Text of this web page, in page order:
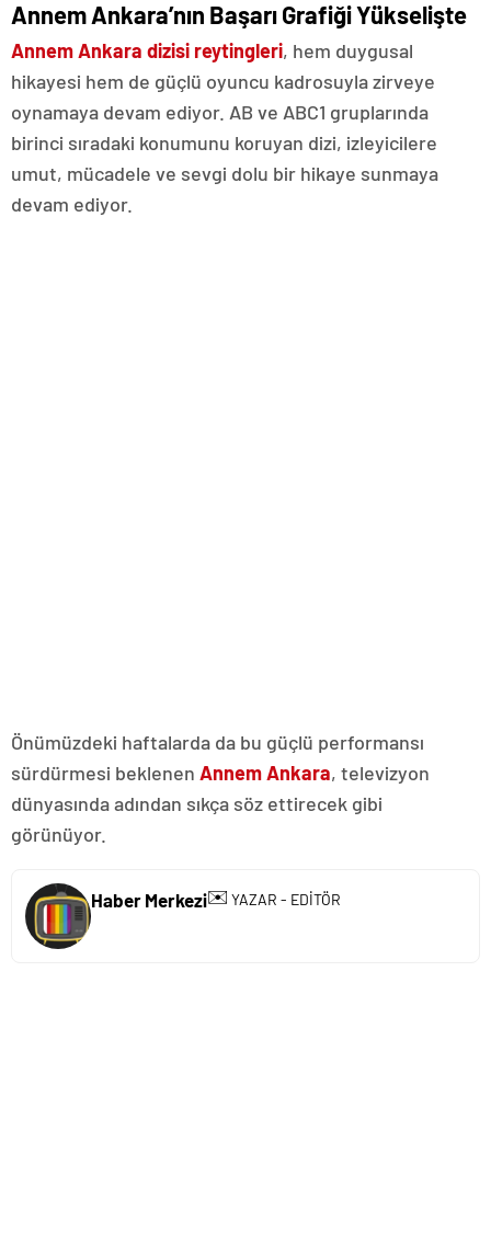
Annem Ankara’nın Başarı Grafiği Yükselişte
Annem Ankara dizisi reytingleri, hem duygusal
hikayesi hem de güçlü oyuncu kadrosuyla zirveye
oynamaya devam ediyor. AB ve ABC1 gruplarında
birinci sıradaki konumunu koruyan dizi, izleyicilere
umut, mücadele ve sevgi dolu bir hikaye sunmaya
devam ediyor.
Önümüzdeki haftalarda da bu güçlü performansı
sürdürmesi beklenen Annem Ankara, televizyon
dünyasında adından sıkça söz ettirecek gibi
görünüyor.
Haber Merkezi✉️ YAZAR - EDİTÖR